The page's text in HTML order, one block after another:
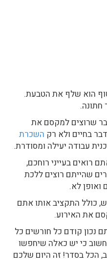
הוא שלף את הטבעת.
חתונה.
שרוצים למקסם את
בחיים ולא רק השכרת
עבודה יעילה ומסודרת.
רואים בעייני רוחכם,
שהייתם רוצים ללכת
ואופן לא.
כולל התקציב אותו אתם
את האירוע.
נכון קודם כל חורשים כל
כי יש כאלה שיחפשו
הכל בסדר! זה היום שלכם